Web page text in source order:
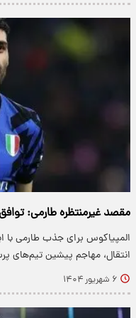
مقصد غیرمنتظره طارمی:
المپیاکوس برای جذب طارمی با
انتقال، مهاجم پیشین تیم‌های
۶ شهریور ۱۴۰۴